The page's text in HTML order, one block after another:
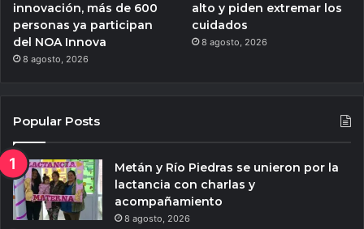
innovación, más de 600
personas ya participan
del NOA Innova
8 agosto, 2026
alto y piden extremar los
cuidados
8 agosto, 2026
Popular Posts
Metán y Río Piedras se unieron por la
lactancia con charlas y
acompañamiento
8 agosto, 2026